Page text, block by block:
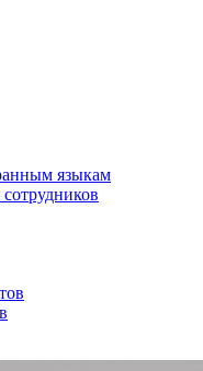
языкам